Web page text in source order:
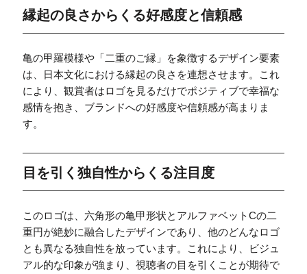
縁起の良さからくる好感度と信頼感
亀の甲羅模様や「二重のご縁」を象徴するデザイン要素
は、日本文化における縁起の良さを連想させます。これ
により、観賞者はロゴを見るだけでポジティブで幸福な
感情を抱き、ブランドへの好感度や信頼感が高まりま
す。
目を引く独自性からくる注目度
このロゴは、六角形の亀甲形状とアルファベットCの二
重円が絶妙に融合したデザインであり、他のどんなロゴ
とも異なる独自性を放っています。これにより、ビジュ
アル的な印象が強まり、視聴者の目を引くことが期待で